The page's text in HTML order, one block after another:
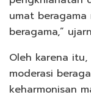
umat
beragama,”
Oleh karena
moderasi
keharmonisan